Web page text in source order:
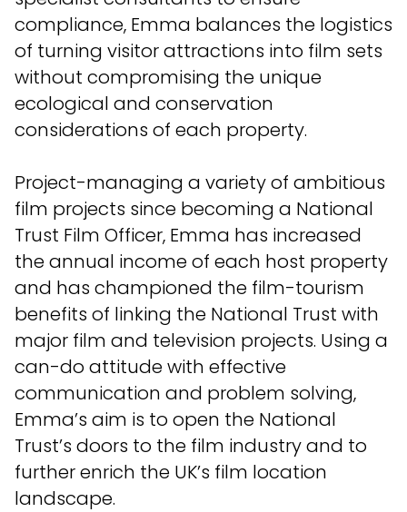
compliance, Emma balances the logistics
of turning visitor attractions into film sets
without compromising the unique
ecological and conservation
considerations of each property.
Project-managing a variety of ambitious
film projects since becoming a National
Trust Film Officer, Emma has increased
the annual income of each host property
and has championed the film-tourism
benefits of linking the National Trust with
major film and television projects. Using a
can-do attitude with effective
communication and problem solving,
Emma’s aim is to open the National
Trust’s doors to the film industry and to
further enrich the UK’s film location
landscape.